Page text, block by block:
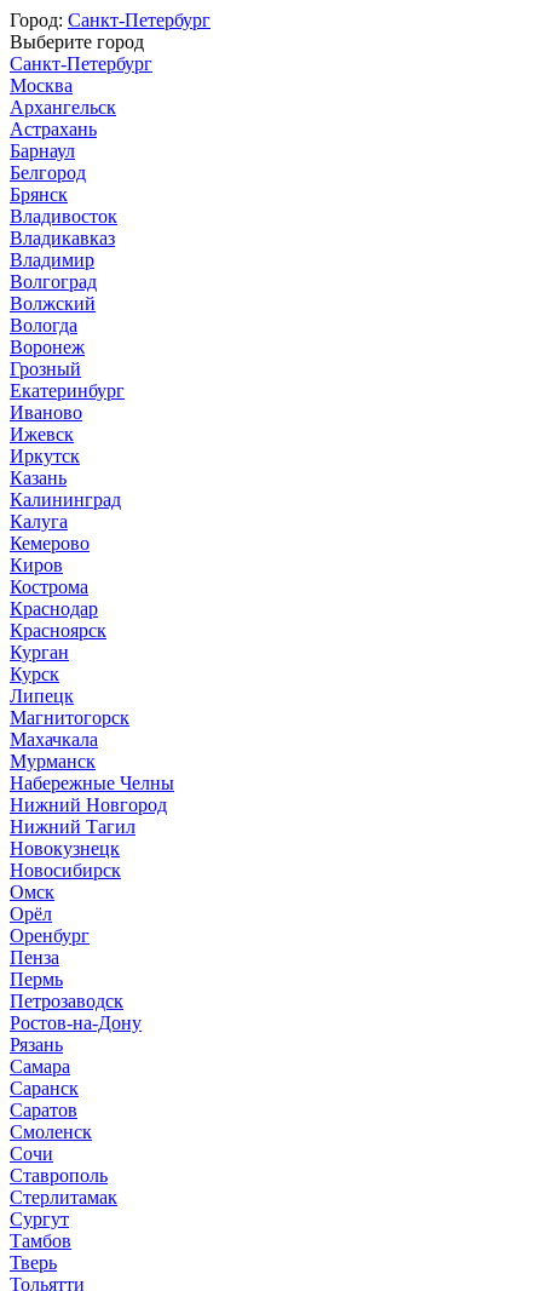
Город: Санкт-Петербург
Выберите город
Санкт-Петербург
Москва
Архангельск
Астрахань
Барнаул
Белгород
Брянск
Владивосток
Владикавказ
Владимир
Волгоград
Волжский
Вологда
Воронеж
Грозный
Екатеринбург
Иваново
Ижевск
Иркутск
Казань
Калининград
Калуга
Кемерово
Киров
Кострома
Краснодар
Красноярск
Курган
Курск
Липецк
Магнитогорск
Махачкала
Мурманск
Набережные Челны
Нижний Новгород
Нижний Тагил
Новокузнецк
Новосибирск
Омск
Орёл
Оренбург
Пенза
Пермь
Петрозаводск
Ростов-на-Дону
Рязань
Самара
Саранск
Саратов
Смоленск
Сочи
Ставрополь
Стерлитамак
Сургут
Тамбов
Тверь
Тольятти